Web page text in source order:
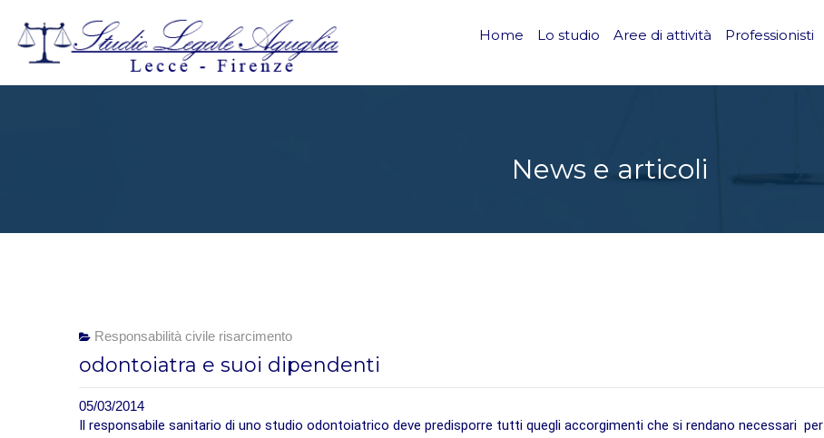
Home Lo studio Aree di attività Professionisti
News e articoli
Responsabilità civile risarcimento
odontoiatra e suoi dipendenti
05/03/2014
Il responsabile sanitario di uno studio odontoiatrico deve predisporre tutti quegli accorgimenti che si rendano necessari per